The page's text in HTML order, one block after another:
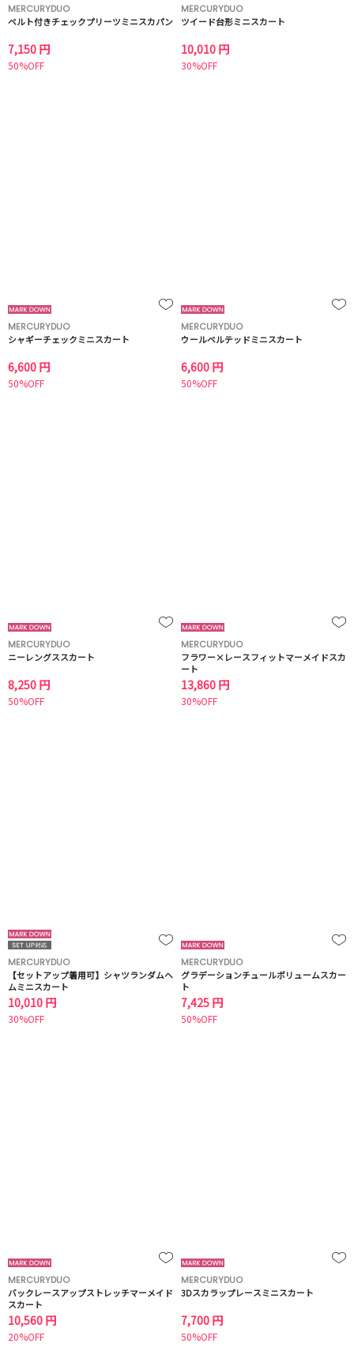
MERCURYDUO
ベルト付きチェックプリーツミニスカパン
7,150 円
50%OFF
MERCURYDUO
ツイード台形ミニスカート
10,010 円
30%OFF
MERCURYDUO
シャギーチェックミニスカート
6,600 円
50%OFF
MERCURYDUO
ウールベルテッドミニスカート
6,600 円
50%OFF
MERCURYDUO
ニーレングススカート
8,250 円
50%OFF
MERCURYDUO
フラワー×レースフィットマーメイドスカ
ート
13,860 円
30%OFF
MERCURYDUO
【セットアップ着用可】シャツランダムヘ
ムミニスカート
10,010 円
30%OFF
MERCURYDUO
グラデーションチュールボリュームスカー
ト
7,425 円
50%OFF
MERCURYDUO
バックレースアップストレッチマーメイド
スカート
10,560 円
20%OFF
MERCURYDUO
3Dスカラップレースミニスカート
7,700 円
50%OFF